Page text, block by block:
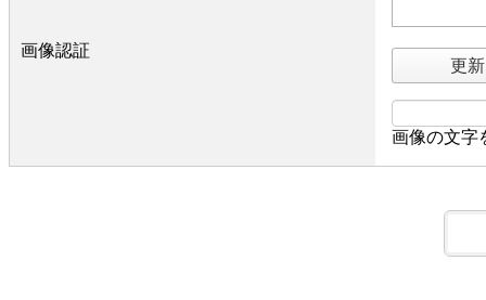
画像認証
更新
画像の文字